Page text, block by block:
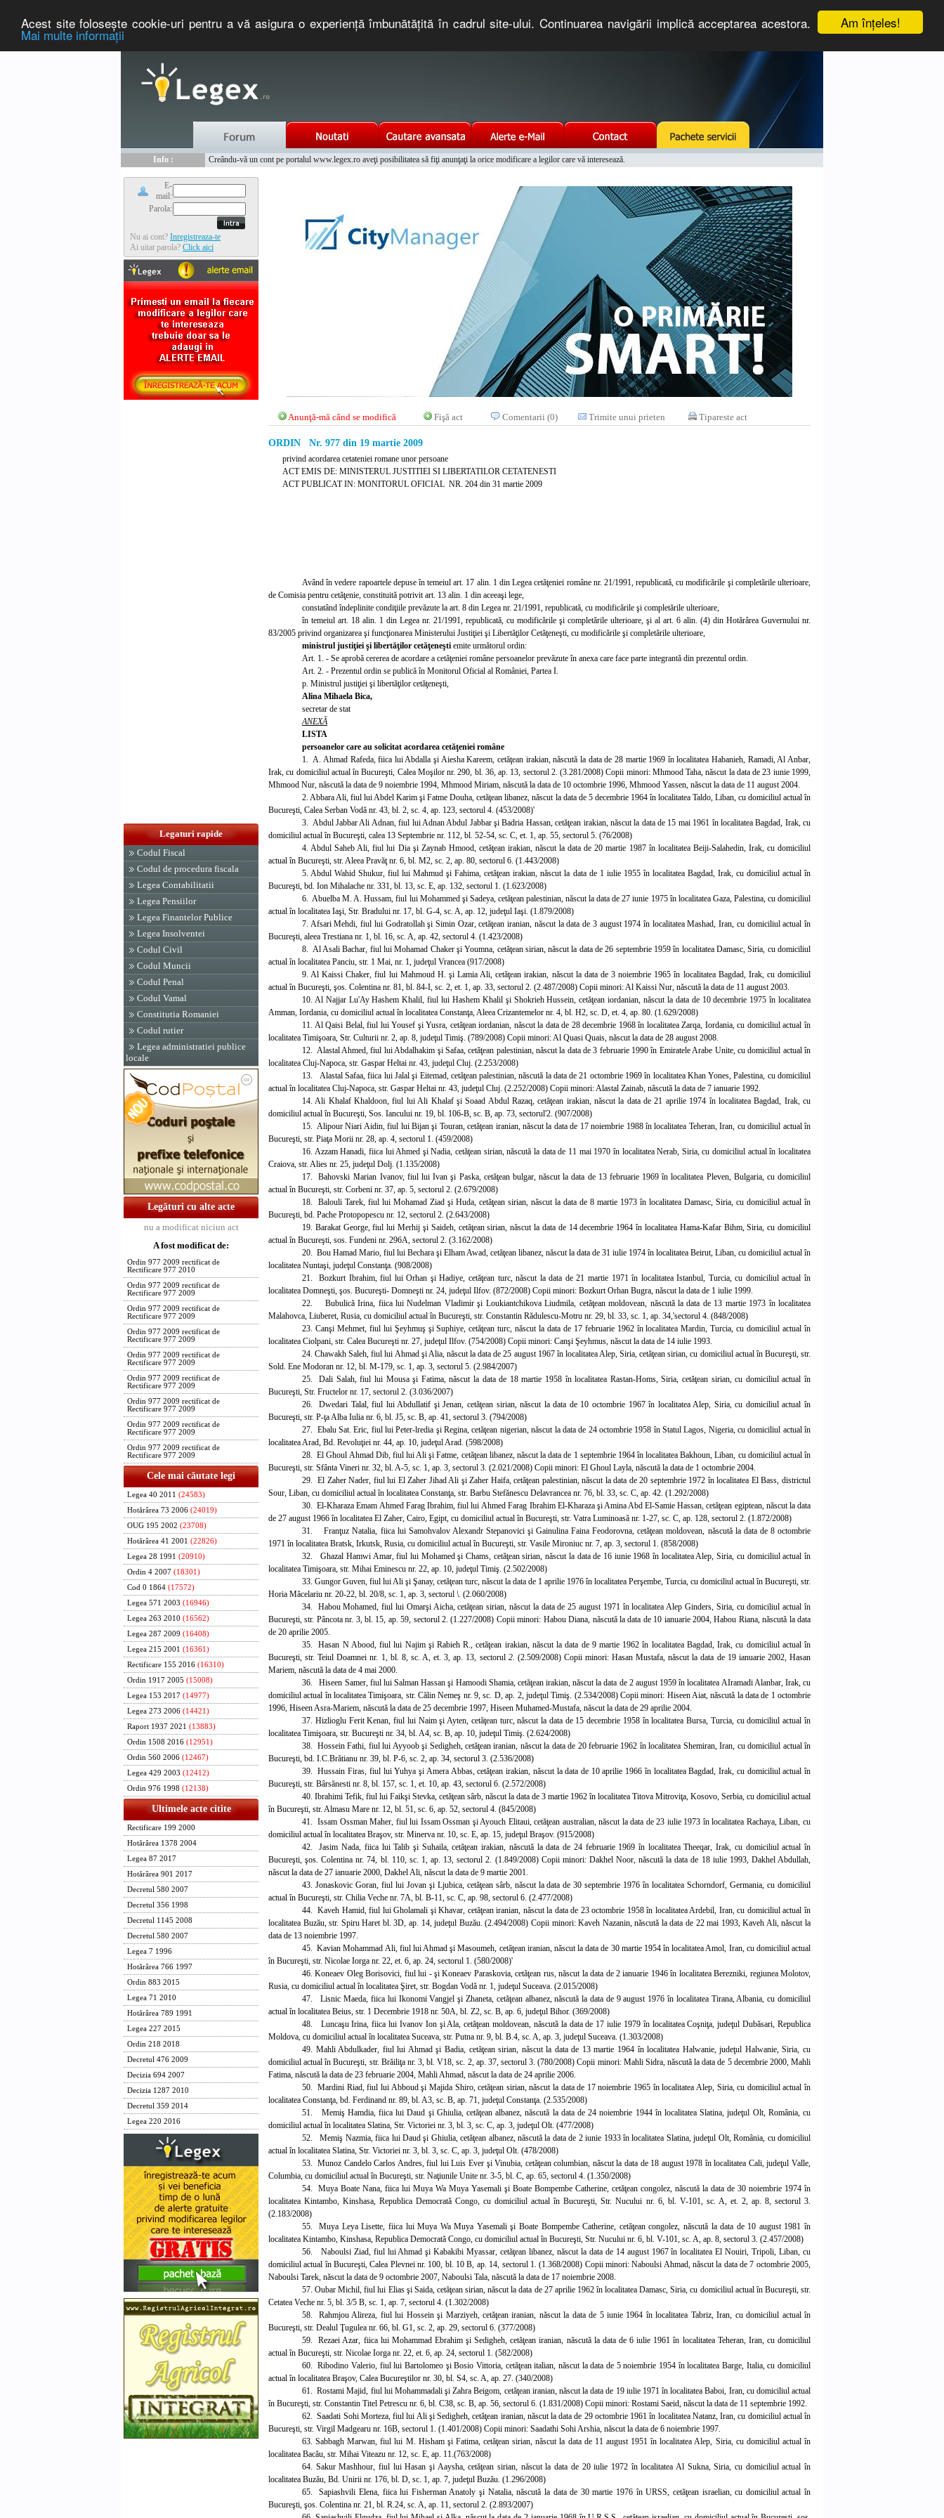
Am înţeles!
Acest site foloseşte cookie-uri pentru a vă asigura o experienţă îmbunătăţită în cadrul site-ului. Continuarea navigării implică acceptarea acestora.
Mai multe informaţii
Info :
Creându-vă un cont pe portalul www.legex.ro aveţi posibilitatea să fiţi anunţaţi la orice modificare a legilor care vă interesează.
E-
mail:
Parola:
Nu ai cont? Inregistreaza-te
Ai uitat parola? Click aici
Legaturi rapide
Codul Fiscal
Codul de procedura fiscala
Legea Contabilitatii
Legea Pensiilor
Legea Finantelor Publice
Legea Insolventei
Codul Civil
Codul Muncii
Codul Penal
Codul Vamal
Constitutia Romaniei
Codul rutier
Legea administratiei publice
locale
Legături cu alte acte
nu a modificat niciun act
A fost modificat de:
Ordin 977 2009 rectificat de
Rectificare 977 2010
Ordin 977 2009 rectificat de
Rectificare 977 2009
Ordin 977 2009 rectificat de
Rectificare 977 2009
Ordin 977 2009 rectificat de
Rectificare 977 2009
Ordin 977 2009 rectificat de
Rectificare 977 2009
Ordin 977 2009 rectificat de
Rectificare 977 2009
Ordin 977 2009 rectificat de
Rectificare 977 2009
Ordin 977 2009 rectificat de
Rectificare 977 2009
Ordin 977 2009 rectificat de
Rectificare 977 2009
Cele mai căutate legi
Legea 40 2011 (24583)
Hotărârea 73 2006 (24019)
OUG 195 2002 (23708)
Hotărârea 41 2001 (22826)
Legea 28 1991 (20910)
Ordin 4 2007 (18301)
Cod 0 1864 (17572)
Legea 571 2003 (16946)
Legea 263 2010 (16562)
Legea 287 2009 (16408)
Legea 215 2001 (16361)
Rectificare 155 2016 (16310)
Ordin 1917 2005 (15008)
Legea 153 2017 (14977)
Legea 273 2006 (14421)
Raport 1937 2021 (13883)
Ordin 1508 2016 (12951)
Ordin 560 2006 (12467)
Legea 429 2003 (12412)
Ordin 976 1998 (12138)
Ultimele acte citite
Rectificare 199 2000
Hotărârea 1378 2004
Legea 87 2017
Hotărârea 901 2017
Decretul 580 2007
Decretul 356 1998
Decretul 1145 2008
Decretul 580 2007
Legea 7 1996
Hotărârea 766 1997
Ordin 883 2015
Legea 71 2010
Hotărârea 789 1991
Legea 227 2015
Ordin 218 2018
Decretul 476 2009
Decizia 694 2007
Decizia 1287 2010
Decretul 359 2014
Legea 220 2016
Anunţă-mă când se modifică Fişă act Comentarii (0) Trimite unui prieten Tipareste act
ORDIN Nr. 977 din 19 martie 2009
privind acordarea cetateniei romane unor persoane
ACT EMIS DE: MINISTERUL JUSTITIEI SI LIBERTATILOR CETATENESTI
ACT PUBLICAT IN: MONITORUL OFICIAL NR. 204 din 31 martie 2009
Având în vedere rapoartele depuse în temeiul art. 17 alin. 1 din Legea cetăţeniei române nr. 21/1991, republicată, cu modificările şi completările ulterioare,
de Comisia pentru cetăţenie, constituită potrivit art. 13 alin. 1 din aceeaşi lege,
constatând îndeplinite condiţiile prevăzute la art. 8 din Legea nr. 21/1991, republicată, cu modificările şi completările ulterioare,
în temeiul art. 18 alin. 1 din Legea nr. 21/1991, republicată, cu modificările şi completările ulterioare, şi al art. 6 alin. (4) din Hotărârea Guvernului nr.
83/2005 privind organizarea şi funcţionarea Ministerului Justiţiei şi Libertăţilor Cetăţeneşti, cu modificările şi completările ulterioare,
ministrul justiţiei şi libertăţilor cetăţeneşti emite următorul ordin:
Art. 1. - Se aprobă cererea de acordare a cetăţeniei române persoanelor prevăzute în anexa care face parte integrantă din prezentul ordin.
Art. 2. - Prezentul ordin se publică în Monitorul Oficial al României, Partea I.
p. Ministrul justiţiei şi libertăţilor cetăţeneşti,
Alina Mihaela Bica,
secretar de stat
ANEXĂ
LISTA
persoanelor care au solicitat acordarea cetăţeniei române
1.
A. Ahmad Rafeda, fiica lui Abdalla şi Aiesha Kareem, cetăţean irakian, născută la data de 28 martie 1969 în localitatea Habanieh, Ramadi, Al Anbar,
Irak, cu domiciliul actual în Bucureşti, Calea Moşilor nr. 290, bl. 36, ap. 13, sectorul 2. (3.281/2008) Copii minori: Mhmood Taha, născut la data de 23 iunie 1999,
Mhmood Nur, născută la data de 9 noiembrie 1994, Mhmood Miriam, născută la data de 10 octombrie 1996, Mhmood Yassen, născut la data de 11 august 2004.
2. Abbara Ali, fiul lui Abdel Karim şi Fatme Douha, cetăţean libanez, născut la data de 5 decembrie 1964 în localitatea Taldo, Liban, cu domiciliul actual în
Bucureşti, Calea Serban Vodă nr. 43, bl. 2, sc. 4, ap. 123, sectorul 4. (453/2008)'
3. Abdul Jabbar Ali Adnan, fiul lui Adnan Abdul Jabbar şi Badria Hassan, cetăţean irakian, născut la data de 15 mai 1961 în localitatea Bagdad, Irak, cu
domiciliul actual în Bucureşti, calea 13 Septembrie nr. 112, bl. 52-54, sc. C, et. 1, ap. 55, sectorul 5. (76/2008)
4. Abdul Saheb Ali, fiul lui Dia şi Zaynab Hmood, cetăţean irakian, născut la data de 20 martie 1987 în localitatea Beiji-Salahedin, Irak, cu domiciliul
actual în Bucureşti, str. Aleea Pravăţ nr. 6, bl. M2, sc. 2, ap. 80, sectorul 6. (1.443/2008)
5. Abdul Wahid Shukur, fiul lui Mahmud şi Fahima, cetăţean irakian, născut la data de 1 iulie 1955 în localitatea Bagdad, Irak, cu domiciliul actual în
Bucureşti, bd. Ion Mihalache nr. 331, bl. 13, sc. E, ap. 132, sectorul 1. (1.623/2008)
6. Abuelba M. A. Hussam, fiul lui Mohammed şi Sadeya, cetăţean palestinian, născut la data de 27 iunie 1975 în localitatea Gaza, Palestina, cu domiciliul
actual în localitatea Iaşi, Str. Bradului nr. 17, bl. G-4, sc. A, ap. 12, judeţul Iaşi. (1.879/2008)
7. Afsari Mehdi, fiul lui Godratollah şi Simin Ozar, cetăţean iranian, născut la data de 3 august 1974 în localitatea Mashad, Iran, cu domiciliul actual în
Bucureşti, aleea Trestiana nr. 1, bl. 16, sc. A, ap. 42, sectorul 4. (1.423/2008)
8. Al Asali Bachar, fiul lui Mohamad Chaker şi Youmna, cetăţean sirian, născut la data de 26 septembrie 1959 în localitatea Damasc, Siria, cu domiciliul
actual în localitatea Panciu, str. 1 Mai, nr. 1, judeţul Vrancea (917/2008)
9. Al Kaissi Chaker, fiul lui Mahmoud H. şi Lamia Ali, cetăţean irakian, născut la data de 3 noiembrie 1965 în localitatea Bagdad, Irak, cu domiciliul
actual în Bucureşti, şos. Colentina nr. 81, bl. 84-I, sc. 2, et. 1, ap. 33, sectorul 2. (2.487/2008) Copii minori: Al Kaissi Nur, născută la data de 11 august 2003.
10. Al Najjar Lu'Ay Hashem Khalil, fiul lui Hashem Khalil şi Shokrieh Hussein, cetăţean iordanian, născut la data de 10 decembrie 1975 în localitatea
Amman, Iordania, cu domiciliul actual în localitatea Constanţa, Aleea Crizantemelor nr. 4, bl. H2, sc. D, et. 4, ap. 80. (1.629/2008)
11. Al Qaisi Belal, fiul luiYousef şi Yusra, cetăţean iordanian, născut la data de 28 decembrie 1968 în localitatea Zarqa, Iordania, cu domiciliul actual în
localitatea Timişoara, Str. Culturii nr. 2, ap. 8, judeţul Timiş. (789/2008) Copii minori: Al Quasi Quais, născut la data de 28 august 2008.
12. Alastal Ahmed, fiul lui Abdalhakim şi Safaa, cetăţean palestinian, născut la data de 3 februarie 1990 în Emiratele Arabe Unite, cu domiciliul actual în
localitatea Cluj-Napoca, str. Gaspar Heltai nr. 43, judeţul Cluj. (2.253/2008)
13.
Alastal Safaa, fiica lui Jalal şi Eitemad, cetăţean palestinian, născută la data de 21 octombrie 1969 în localitatea Khan Yones, Palestina, cu domiciliul
actual în localitatea Cluj-Napoca, str. Gaspar Heltai nr. 43, judeţul Cluj. (2.252/2008) Copii minori: Alastal Zainab, născută la data de 7 ianuarie 1992.
14. Ali Khalaf Khaldoon, fiul lui Ali Khalaf şi Soaad Abdul Razaq, cetăţean irakian, născut la data de 21 aprilie 1974 în localitatea Bagdad, Irak, cu
domiciliul actual în Bucureşti, Sos. Iancului nr. 19, bl. 106-B, sc. B, ap. 73, sectorul'2. (907/2008)
15. Alipour Niari Aidin, fiul lui Bijan şi Touran, cetăţean iranian, născut la data de 17 noiembrie 1988 în localitatea Teheran, Iran, cu domiciliul actual în
Bucureşti, str. Piaţa Morii nr. 28, ap. 4, sectorul 1. (459/2008)
16. Azzam Hanadi, fiica lui Ahmed şi Nadia, cetăţean sirian, născută la data de 11 mai 1970 în localitatea Nerab, Siria, cu domiciliul actual în localitatea
Craiova, str. Alies nr. 25, judeţul Dolj. (1.135/2008)
17. Bahovski Marian Ivanov, fiul lui Ivan şi Paska, cetăţean bulgar, născut la data de 13 februarie 1969 în localitatea Pleven, Bulgaria, cu domiciliul
actual în Bucureşti, str. Corbeni nr. 37, ap. 5, sectorul 2. (2.679/2008)
18. Balouli Tarek, fiul lui Mohamad Ziad şi Huda, cetăţean sirian, născut la data de 8 martie 1973 în localitatea Damasc, Siria, cu domiciliul actual în
Bucureşti, bd. Pache Protopopescu nr. 12, sectorul 2. (2.643/2008)
19. Barakat George, fiul lui Merhij şi Saideh, cetăţean sirian, născut la data de 14 decembrie 1964 în localitatea Hama-Kafar Bihm, Siria, cu domiciliul
actual în Bucureşti, sos. Fundeni nr. 296A, sectorul 2. (3.162/2008)
20. Bou Hamad Mario, fiul lui Bechara şi Elham Awad, cetăţean libanez, născut la data de 31 iulie 1974 în localitatea Beirut, Liban, cu domiciliul actual în
localitatea Nuntaşi, judeţul Constanţa. (908/2008)
21. Bozkurt Ibrahim, fiul lui Orhan şi Hadiye, cetăţean turc, născut la data de 21 martie 1971 în localitatea Istanbul, Turcia, cu domiciliul actual în
localitatea Domneşti, şos. Bucureşti- Domneşti nr. 24, judeţul Ilfov. (872/2008) Copii minori: Bozkurt Orhan Bugra, născut la data de 1 iulie 1999.
22. Bubulică Irina, fiica lui Nudelman Vladimir şi Loukiantchikova Liudmila, cetăţean moldovean, născută la data de 13 martie 1973 în localitatea
Malahovca, Liuberet, Rusia, cu domiciliul actual în Bucureşti, str. Constantin Rădulescu-Motru nr. 29, bl. 33, sc. 1, ap. 34,'sectorul 4. (848/2008)
23. Canşi Mehmet, fiul lui Şeyhmuş şi Suphiye, cetăţean turc, născut la data de 17 februarie 1962 în localitatea Mardin, Turcia, cu domiciliul actual în
localitatea Ciolpani, str. Calea Bucureşti nr. 27, judeţul Ilfov. (754/2008) Copii minori: Canşi Şeyhmus, născut la data de 14 iulie 1993.
24. Chawakh Saleh, fiul lui Ahmad şi Alia, născut la data de 25 august 1967 în localitatea Alep, Siria, cetăţean sirian, cu domiciliul actual în Bucureşti, str.
Sold. Ene Modoran nr. 12, bl. M-179, sc. 1, ap. 3, sectorul 5. (2.984/2007)
25. Dali Salah, fiul lui Mousa şi Fatima, născut la data de 18 martie 1958 în localitatea Rastan-Homs, Siria, cetăţean sirian, cu domiciliul actual în
Bucureşti, Str. Fructelor nr. 17, sectorul 2. (3.036/2007)
26. Dwedari Talal, fiul lui Abdullatif şi Jenan, cetăţean sirian, născut la data de 10 octombrie 1967 în localitatea Alep, Siria, cu domiciliul actual în
Bucureşti, str. P-ţa Alba Iulia nr. 6, bl. J5, sc. B, ap. 41, sectorul 3. (794/2008)
27. Ebalu Sat. Eric, fiul lui Peter-lredia şi Regina, cetăţean nigerian, născut la data de 24 octombrie 1958 în Statul Lagos, Nigeria, cu domiciliul actual în
localitatea Arad, Bd. Revoluţiei nr. 44, ap. 10, judeţul Arad. (598/2008)
28. El Ghoul Ahmad Dib, fiul lui Ali şi Fatme, cetăţean libanez, născut la data de 1 septembrie 1964 în localitatea Bakhoun, Liban, cu domiciliul actual în
Bucureşti, str. Sfânta Vineri nr. 32, bl. A-5, sc. 1, ap. 3, sectorul 3. (2.021/2008) Copii minori: El Ghoul Layla, născută la data de 1 octombrie 2004.
29. El Zaher Nader, fiul lui El Zaher Jihad Ali şi Zaher Haifa, cetăţean palestinian, născut la data de 20 septembrie 1972 în localitatea El Bass, districtul
Sour, Liban, cu domiciliul actual în localitatea Constanţa, str. Barbu Stefănescu Delavrancea nr. 76, bl. 33, sc. C, ap. 42. (1.292/2008)
30. El-Kharaza Emam Ahmed Farag Ibrahim, fiul lui Ahmed Farag Ibrahim El-Kharaza şi Amina Abd El-Samie Hassan, cetăţean egiptean, născut la data
de 27 august 1966 în localitatea El Zaher, Cairo, Egipt, cu domiciliul actual în Bucureşti, str. Vatra Luminoasă nr. 1-27, sc. C, ap. 128, sectorul 2. (1.872/2008)
31. Franţuz Natalia, fiica lui Samohvalov Alexandr Stepanovici şi Gainulina Faina Feodorovna, cetăţean moldovean, născută la data de 8 octombrie
1971 în localitatea Bratsk, Irkutsk, Rusia, cu domiciliul actual în Bucureşti, str. Vasile Mironiuc nr. 7 , ap. 3, sectorul 1. (858/2008)
32. Ghazal Hamwi Amar, fiul lui Mohamed şi Chams, cetăţean sirian, născut la data de 16 iunie 1968 în localitatea Alep, Siria, cu domiciliul actual în
localitatea Timişoara, str. Mihai Eminescu nr. 22, ap. 10, judeţul Timiş. (2.502/2008)
33. Gungor Guven, fiul lui Ali şi Şanay, cetăţean turc, născut la data de 1 aprilie 1976 în localitatea Perşembe, Turcia, cu domiciliul actual în Bucureşti, str.
Horia Măcelariu nr. 20-22, bl. 20/8, sc. 1, ap. 3, sectorul \. (2.060/2008)
34 . Habou Mohamed, fiul lui Omarşi Aicha, cetăţean sirian, născut la data de 25 august 1971 în localitatea Alep Ginders, Siria, cu domiciliul actual în
Bucureşti, str. Pâncota nr. 3, bl. 15, ap. 59, sectorul 2. (1.227/2008) Copii minori: Habou Diana, născută la data de 10 ianuarie 2004, Habou Riana, născută la data
de 20 aprilie 2005.
35. Hasan N Abood, fiul lui Najim şi Rabieh R., cetăţean irakian, născut la data de 9 martie 1962 în localitatea Bagdad, Irak, cu domiciliul actual în
Bucureşti, str. Teiul Doamnei nr. 1, bl. 8, sc. A, et. 3, ap. 13, sectorul 2. (2.509/2008) Copii minori: Hasan Mustafa, născut la data de 19 ianuarie 2002, Hasan
Mariem, născută la data de 4 mai 2000.
36. Hiseen Samer, fiul lui Salman Hassan şi Hamoodi Shamia, cetăţean irakian, născut la data de 2 august 1959 în localitatea AIramadi Alanbar, Irak, cu
domiciliul actual în localitatea Timişoara, str. Călin Nemeş nr. 9, sc. D, ap. 2, judeţul Timiş. (2.534/2008) Copii minori: Hiseen Aiat, născută la data de 1 octombrie
1996, Hiseen Asra-Mariem, născută la data de 25 decembrie 1997, Hiseen Muhamed-Mustafa, născut la data de 29 aprilie 2004.
37. Hizlioglu Ferit Kenan, fiul lui Naim şi Ayten, cetăţean turc, născut la data de 15 decembrie 1958 în localitatea Bursa, Turcia, cu domiciliul actual în
localitatea Timişoara, str. Bucureşti nr. 34, bl. A4, sc. B, ap. 10, judeţul Timiş. (2.624/2008)
38.
Hossein Fathi, fiul lui Ayyoob şi Sedigheh, cetăţean iranian, născut la data de 20 februarie 1962 în localitatea Shemiran, Iran, cu domiciliul actual în
Bucureşti, bd. I.C.Brătianu nr. 39, bl. P-6, sc. 2, ap. 34, sectorul 3. (2.536/2008)
39. Hussain Firas, fiul lui Yuhya şi Amera Abbas, cetăţean irakian, născut la data de 10 aprilie 1966 în localitatea Bagdad, Irak, cu domiciliul actual în
Bucureşti, str. Bârsănesti nr. 8, bl. 157, sc. 1, et. 10, ap. 43, sectorul 6. (2.572/2008)
40. Ibrahimi Tefik, fiul lui Faikşi Stevka, cetăţean sârb, născut la data de 3 martie 1962 în localitatea Titova Mitroviţa, Kosovo, Serbia, cu domiciliul actual
în Bucureşti, str. Almasu Mare nr. 12, bl. 51, sc. 6, ap. 52, sectorul 4. (845/2008)
41. Issam Ossman Maher, fiul lui Issam Ossman şi Ayouch Elitaui, cetăţean australian, născut la data de 23 iulie 1973 în localitatea Rachaya, Liban, cu
domiciliul actual în localitatea Braşov, str. Minerva nr. 10, sc. E, ap. 15, judeţul Braşov. (915/2008)
42. Jasim Nada, fiica lui Talib şi Suhaila, cetăţean irakian, născută la data de 24 februarie 1969 în localitatea Theeqar, Irak, cu domiciliul actual în
Bucureşti, şos. Colentina nr. 74, bl. 110, sc. 1, ap. 13, sectorul 2. (1.849/2008) Copii minori: Dakhel Noor, născută la data de 18 iulie 1993, Dakhel Abdullah,
născut la data de 27 ianuarie 2000, Dakhel Ali, născut la data de 9 martie 2001.
43. Jonaskovic Goran, fiul lui Jovan şi Ljubica, cetăţean sârb, născut la data de 30 septembrie 1976 în localitatea Schorndorf, Germania, cu domiciliul
actual în Bucureşti, str. Chilia Veche nr. 7A, bl. B-11, sc. C, ap. 98, sectorul 6. (2.477/2008)
44. Kaveh Hamid, fiul lui Gholamali şi Khavar, cetăţean iranian, născut la data de 23 octombrie 1958 în localitatea Ardebil, Iran, cu domiciliul actual în
localitatea Buzău, str. Spiru Haret bl. 3D, ap. 14, judeţul Buzău. (2.494/2008) Copii minori: Kaveh Nazanin, născută la data de 22 mai 1993, Kaveh Ali, născut la
data de 13 noiembrie 1997.
45. Kavian Mohammad Ali, fiul lui Ahmad şi Masoumeh, cetăţean iranian, născut la data de 30 martie 1954 în localitatea Amol, Iran, cu domiciliul actual
în Bucureşti, str. Nicolae Iorga nr. 22, et. 6, ap. 24, sectorul 1. (580/2008)'
46. Koneaev Oleg Borisovici, fiul lui - şi Koneaev Paraskovia, cetăţean rus, născut la data de 2 ianuarie 1946 în localitatea Berezniki, regiunea Molotov,
Rusia, cu domiciliul actual în localitatea Şiret, str. Bogdan Vodă nr. 1, judeţul Suceava. (2.015/2008)
47. Lisnic Maeda, fiica lui Ikonomi Vangjel şi Zhaneta, cetăţean albanez, născută la data de 9 august 1976 în localitatea Tirana, Albania, cu domiciliul
actual în localitatea Beius, str. 1 Decembrie 1918 nr. 50A, bl. Z2, sc. B, ap. 6, judeţul Bihor. (369/2008)
48. Luncaşu Irina, fiica lui Ivanov Ion şi Ala, cetăţean moldovean, născută la data de 17 iulie 1979 în localitatea Coşniţa, judeţul Dubăsari, Republica
Moldova, cu domiciliul actual în localitatea Suceava, str. Putna nr. 9, bl. B.4, sc. A, ap. 3, judeţul Suceava. (1.303/2008)
49. Mahli Abdulkader, fiul lui Ahmad şi Badia, cetăţean sirian, născut la data de 13 martie 1964 în localitatea Halwanie, judeţul Halwanie, Siria, cu
domiciliul actual în Bucureşti, str. Brăiliţa nr. 3, bl. V18, sc. 2, ap. 37, sectorul 3. (780/2008) Copii minori: Mahli Sidra, născută la data de 5 decembrie 2000, Mahli
Fatima, născută la data de 23 februarie 2004, Mahli Ahmad, născut la data de 24 aprilie 2006.
50. Mardini Riad, fiul lui Abboud şi Majida Shiro, cetăţean sirian, născut la data de 17 noiembrie 1965 în localitatea Alep, Siria, cu domiciliul actual în
localitatea Constanţa, bd. Ferdinand nr. 89, bl. A3, sc. B, ap. 71, judeţul Constanţa. (2.535/2008)
51. Memiş Hamdia, fiica lui Daud şi Ghiulia, cetăţean albanez, născută la data de 24 noiembrie 1944 în localitatea Slatina, judeţul Olt, România, cu
domiciliul actual în localitatea Slatina, Str. Victoriei nr. 3, bl. 3, sc. C, ap. 3, judeţul Olt. (477/2008)
52. Memiş Nazmia, fiica lui Daud şi Ghiulia, cetăţean albanez, născută la data de 2 iunie 1933 în localitatea Slatina, judeţul Olt, România, cu domiciliul
actual în localitatea Slatina, Str. Victoriei nr. 3, bl. 3, sc. C, ap. 3, judeţul Olt. (478/2008)
53. Munoz Candelo Carlos Andres, fiul lui Luis Ever şi Vinubia, cetăţean columbian, născut la data de 18 august 1978 în localitatea Cali, judeţul Valle,
Columbia, cu domiciliul actual în Bucureşti, str. Naţiunile Unite nr. 3-5, bl. C, ap. 65, sectorul 4. (1.350/2008)
54. Muya Boate Nana, fiica lui Muya Wa Muya Yasemali şi Boate Bompembe Catherine, cetăţean congolez, născută la data de 30 noiembrie 1974 în
localitatea Kintambo, Kinshasa, Republica Democrată Congo, cu domiciliul actual în Bucureşti, Str. Nucului nr. 6, bl. V-101, sc. A, et. 2, ap. 8, sectorul3.
(2.183/2008)
55. Muya Leya Lisette, fiica lui Muya Wa Muya Yasemali şi Boate Bompembe Catherine, cetăţean congolez, născută la data de 10 august 1981 în
localitatea Kintambo, Kinshasa, Republica Democrată Congo, cu domiciliul actual în Bucureşti, Str. Nucului nr. 6, bl. V-101, sc. A, ap. 8, sectorul 3. (2.457/2008)
56. Naboulsi Ziad, fiul lui Ahmad şi Kabakibi Myassar, cetăţean libanez, născut la data de 14 august 1967 în localitatea El Nouiri, Tripoli, Liban, cu
domiciliul actual în Bucureşti, Calea Plevnei nr. 100, bl. 10 B, ap. 14, sectorul 1. (1.368/2008) Copii minori: Naboulsi Ahmad, născut la data de 7 octombrie 2005,
Naboulsi Tarek, născut la data de 9 octombrie 2007, Naboulsi Tala, născută la data de 17 noiembrie 2008.
57. Oubar Michil, fiul lui Elias şi Saida, cetăţean sirian, născut la data de 27 aprilie 1962 în localitatea Damasc, Siria, cu domiciliul actual în Bucureşti, str.
Cetatea Veche nr. 5, bl. 3/5 B, sc. 1, ap. 7, sectorul 4. (1.302/2008)
58. Rahmjou Alireza, fiul lui Hossein şi Marziyeh, cetăţean iranian, născut la data de 5 iunie 1964 în localitatea Tabriz, Iran, cu domiciliul actual în
Bucureşti, str. Dealul Ţugulea nr. 66, bl. G1, sc. 2, ap. 29, sectorul 6. (377/2008)
59. Rezaei Azar, fiica lui Mohammad Ebrahim şi Sedigheh, cetăţean iranian, născută la data de 6 iulie 1961 în localitatea Teheran, Iran, cu domiciliul
actual în Bucureşti, str. Nicolae Iorga nr. 22, et. 6, ap. 24, sectorul 1. (582/2008)
60. Ribodino Valerio, fiul lui Bartolomeo şi Bosio Vittoria, cetăţean italian, născut la data de 5 noiembrie 1954 în localitatea Barge, Italia, cu domiciliul
actual în localitatea Braşov, Calea Bucureştilor nr. 30, bl. S4, sc. A, ap. 27. (340/2008)
61. Rostami Majid, fiul lui Mohammadali şi Zahra Beigom, cetăţean iranian, născut la data de 19 iulie 1971 în localitatea Baboi, Iran, cu domiciliul actual
în Bucureşti, str. Constantin Titel Petrescu nr. 6, bl. C38, sc. B, ap. 56, sectorul 6. (1.831/2008) Copii minori: Rostami Saeid, născut la data de 11 septembrie 1992.
62. Saadati Sohi Morteza, fiul lui Ali şi Sedigheh, cetăţean iranian, născut la data de 29 octombrie 1961 în localitatea Natanz, Iran, cu domiciliul actual în
Bucureşti, str. Virgil Madgearu nr. 16B, sectorul 1. (1.401/2008) Copii minori: Saadathi Sohi Arshia, născut la data de 6 noiembrie 1997.
63. Sabbagh Marwan, fiul lui M. Hisham şi Fatima, cetăţean sirian, născut la data de 11 august 1951 în localitatea Alep, Siria, cu domiciliul actual în
localitatea Bacău, str. Mihai Viteazu nr. 12, sc. E, ap. 11.(763/2008)
64. Sakur Mashhour, fiul lui Hasan şi Aaysha, cetăţean sirian, născut la data de 20 iulie 1972 în localitatea Al Sukna, Siria, cu domiciliul actual în
localitatea Buzău, Bd. Unirii nr. 176, bl. D, sc. 1, ap. 7, judeţul Buzău. (1.296/2008)
65. Sapiashvili Elena, fiica lui Fisherman Anatoly şi Natalia, născută la data de 30 martie 1976 în URSS, cetăţean israelian, cu domiciliul actual în
Bucureşti, şos. Colentina nr. 21, bl. R.24, sc. A, ap. 11, sectorul 2. (2.893/2007)